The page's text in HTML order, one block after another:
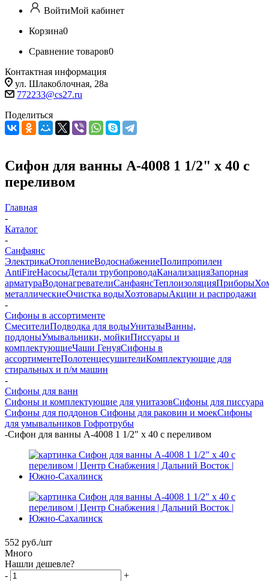
ВойтиМой кабинет
Корзина0
Сравнение товаров0
Контактная информация
ул. Шлакоблочная, 28а
772233@cs27.ru
Поделиться
Сифон для ванны A-4008 1 1/2" х 40 с
переливом
Главная
-
Каталог
-
Санфаянс
ЭлектрикаОтоплениеВодоснабжениеПолипропилен
AntiFireНасосыДетали трубопроводаКанализацияЗапорная
арматураВодонагревателиСанфаянсТеплоизоляцияПриборы
металлическиеОчистка водыХозтоварыАкции и распродажи
-
Сифоны в ассортименте
СмесителиПодводка для водыУнитазыВанны,
поддоныУмывальники, мойкиПиссуары и
комплектующиеЧаши ГенуяСифоны в
ассортиментеПолотенцесушителиКомплектующие для
стиральных и п/м машин
-
Сифоны для ванн
Сифоны и комплектующие для унитазовСифоны для писсуара
Сифоны для поддонов Сифоны для раковин и моекСифоны
для умывальников Гофротрубы
-Сифон для ванны A-4008 1 1/2" х 40 с переливом
552 руб./шт
Много
Нашли дешевле?
-
+